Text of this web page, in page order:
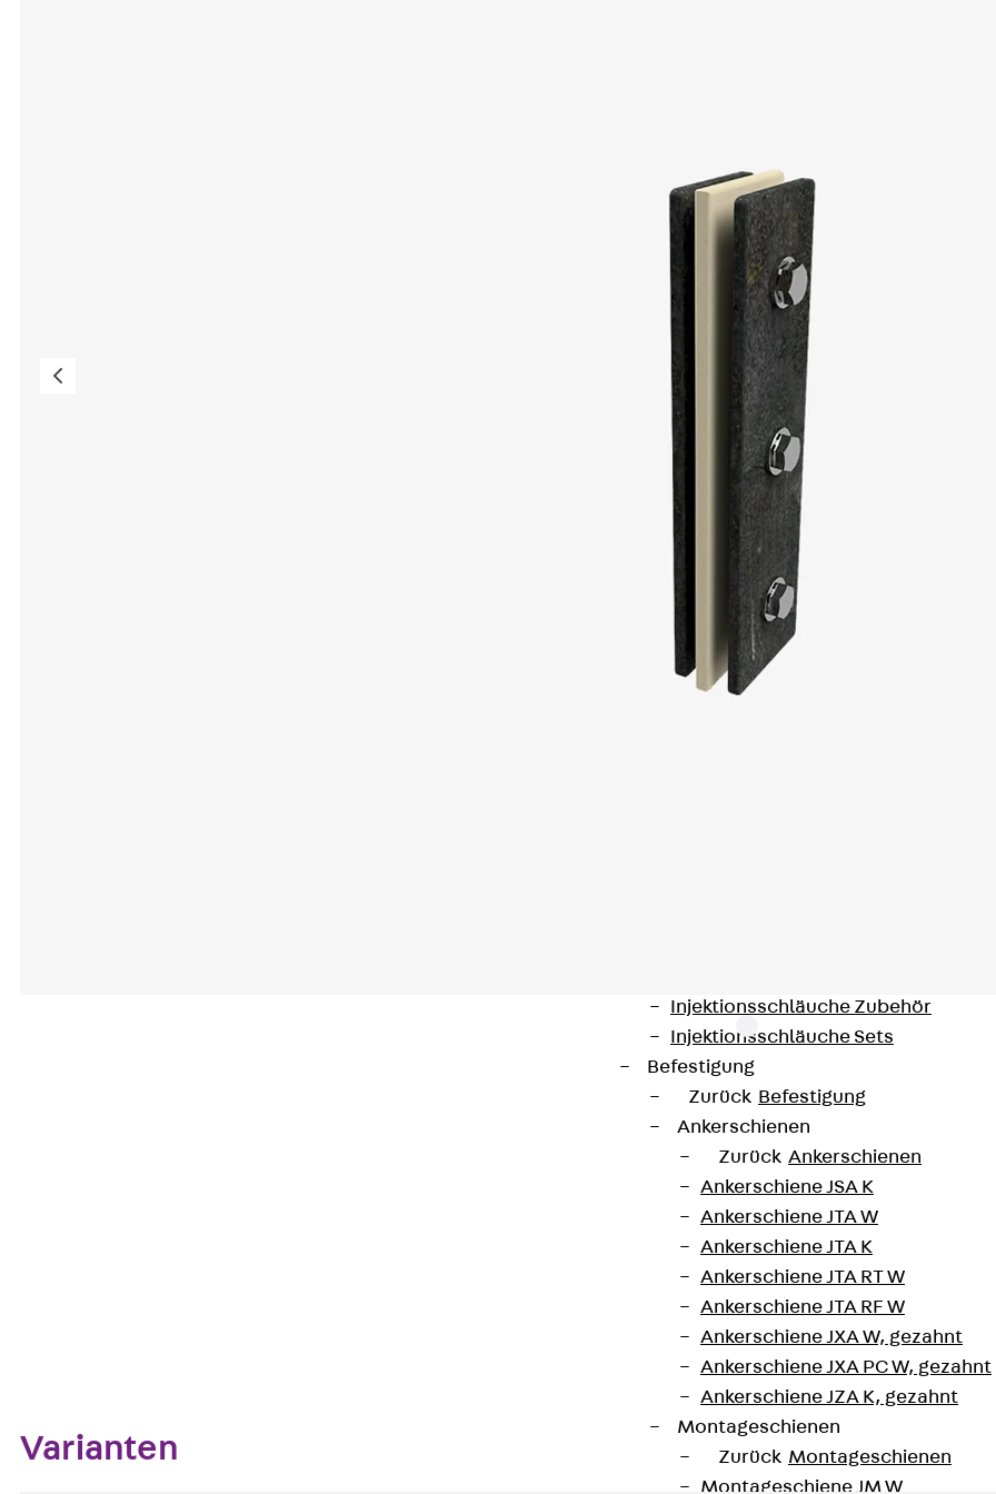
PENTAFLEX KB®
PENTAFLEX KB® Agrar
PENTAFLEX® FBA
PENTAFLEX® ABS
PENTAFLEX® OBS
PENTAFLEX® FTS
PENTAFLEX® STK
PENTAFLEX® OPTI-Mauerstärken
PENTAFLEX® Modul
Fugenbleche Zubehör
Frischbetonverbundsysteme
Zurück
SECUFLEX®
Frischbetonverbundsysteme
Rohrdurchführungen
Zurück Rohrdurchführungen
PENTAFLEX® Transwand
PENTAFLEX® Futterrohr
Injektionsschläuche Zubehör
Injektionsschläuche Sets
Befestigung
Zurück Befestigung
Ankerschienen
Zurück Ankerschienen
Ankerschiene JSA K
Ankerschiene JTA W
Ankerschiene JTA K
Ankerschiene JTA RT W
Ankerschiene JTA RF W
Ankerschiene JXA W, gezahnt
Ankerschiene JXA PC W, gezahnt
Ankerschiene JZA K, gezahnt
Montageschienen
Zurück Montageschienen
Montageschiene JM W
Der Fugenbandverbinder FBV ist eine Klemmvorrichtung zur Verbindung von Arbeitsfugenbändern. Er steht in
Varianten